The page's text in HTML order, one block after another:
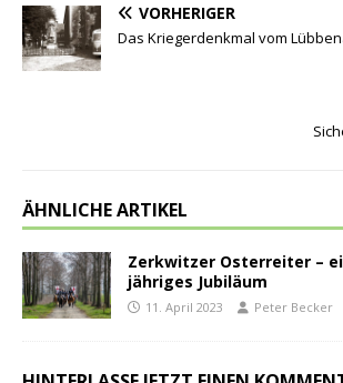
VORHERIGER
Das Kriegerdenkmal vom
ÄHNLICHE ARTIKEL
Zerkwitzer Osterreiter –
jähriges Jubiläum
11. April 2023 Peter Becker